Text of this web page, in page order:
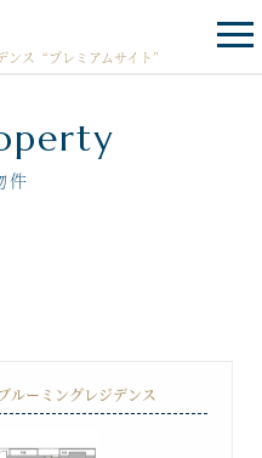
ンス “プレミアムサイト”
件
ルーミングレジデンス